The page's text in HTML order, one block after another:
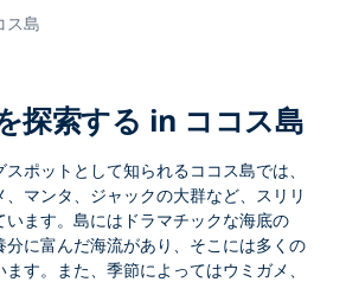
ス島
探索する in ココス島
ポットとして知られるココス島では、
マンタ、ジャックの大群など、スリリ
います。島にはドラマチックな海底の
に富んだ海流があり、そこには多くの
す。また、季節によってはウミガメ、